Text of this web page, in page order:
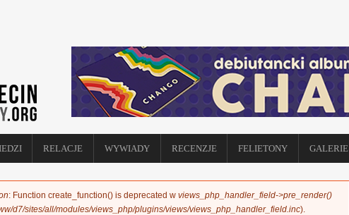
RELACJE WYWIADY RECENZJE FELIETONY GALERIE
BŁĘDZIE
: Function create_function() is deprecated w views_php_handler_field->pre_render()
d7/sites/all/modules/views_php/plugins/views/views_php_handler_field.inc).